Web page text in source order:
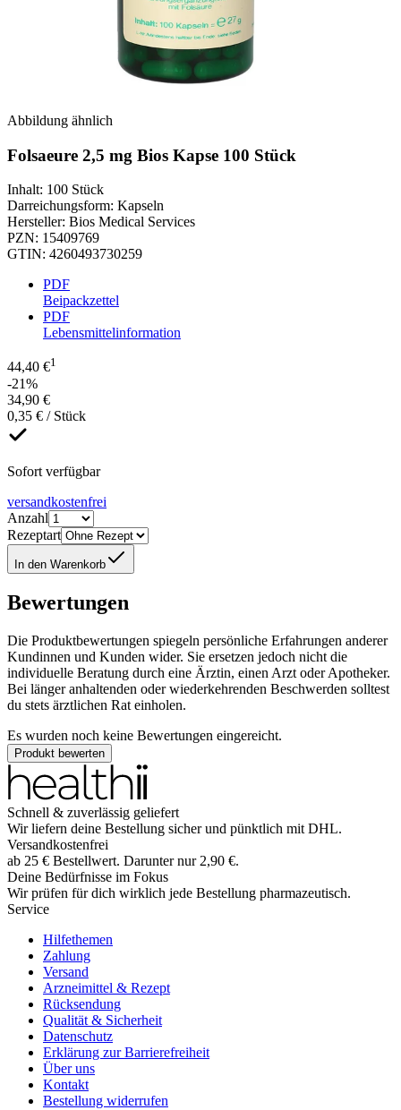
Abbildung ähnlich
Folsaeure 2,5 mg Bios Kapse 100 Stück
Inhalt: 100 Stück
Darreichungsform: Kapseln
Hersteller: Bios Medical Services
PZN: 15409769
GTIN: 4260493730259
PDF
Beipackzettel
PDF
Lebensmittelinformation
44,40 €1
-21%
34,90 €
0,35 € / Stück
Sofort verfügbar
versandkostenfrei
Anzahl
Rezeptart
In den Warenkorb
Bewertungen
Die Produktbewertungen spiegeln persönliche Erfahrungen anderer
Kundinnen und Kunden wider. Sie ersetzen jedoch nicht die
individuelle Beratung durch eine Ärztin, einen Arzt oder Apotheker.
Bei länger anhaltenden oder wiederkehrenden Beschwerden solltest
du stets ärztlichen Rat einholen.
Es wurden noch keine Bewertungen eingereicht.
Produkt bewerten
Schnell & zuverlässig geliefert
Wir liefern deine Bestellung sicher und pünktlich mit DHL.
Versandkostenfrei
ab 25 € Bestellwert. Darunter nur 2,90 €.
Deine Bedürfnisse im Fokus
Wir prüfen für dich wirklich jede Bestellung pharmazeutisch.
Service
Hilfethemen
Zahlung
Versand
Arzneimittel & Rezept
Rücksendung
Qualität & Sicherheit
Datenschutz
Erklärung zur Barrierefreiheit
Über uns
Kontakt
Bestellung widerrufen